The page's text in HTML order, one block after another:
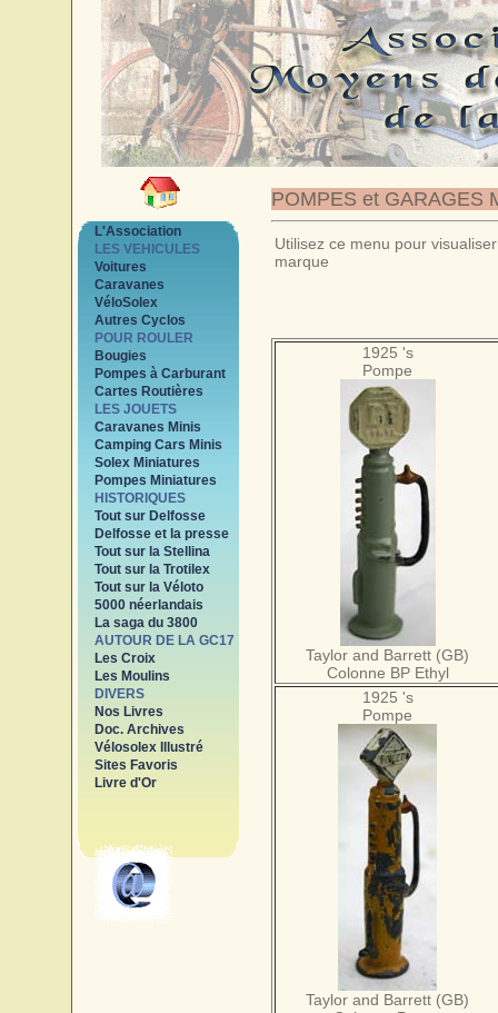
POMPES et GARAGES
L'Association
LES VEHICULES
Voitures
Caravanes
VéloSolex
Autres Cyclos
POUR ROULER
Bougies
Pompes à Carburant
Cartes Routières
LES JOUETS
Caravanes Minis
Camping Cars Minis
Solex Miniatures
Pompes Miniatures
HISTORIQUES
Tout sur Delfosse
Delfosse et la presse
Tout sur la Stellina
Tout sur la Trotilex
Tout sur la Véloto
5000 néerlandais
La saga du 3800
AUTOUR DE LA GC17
Les Croix
Les Moulins
DIVERS
Nos Livres
Doc. Archives
Vélosolex Illustré
Sites Favoris
Livre d'Or
Utilisez ce menu pour
marque
1925 's
Pompe
Taylor and Barrett (GB)
Colonne BP Ethyl
1925 's
Pompe
Taylor and Barrett (GB)